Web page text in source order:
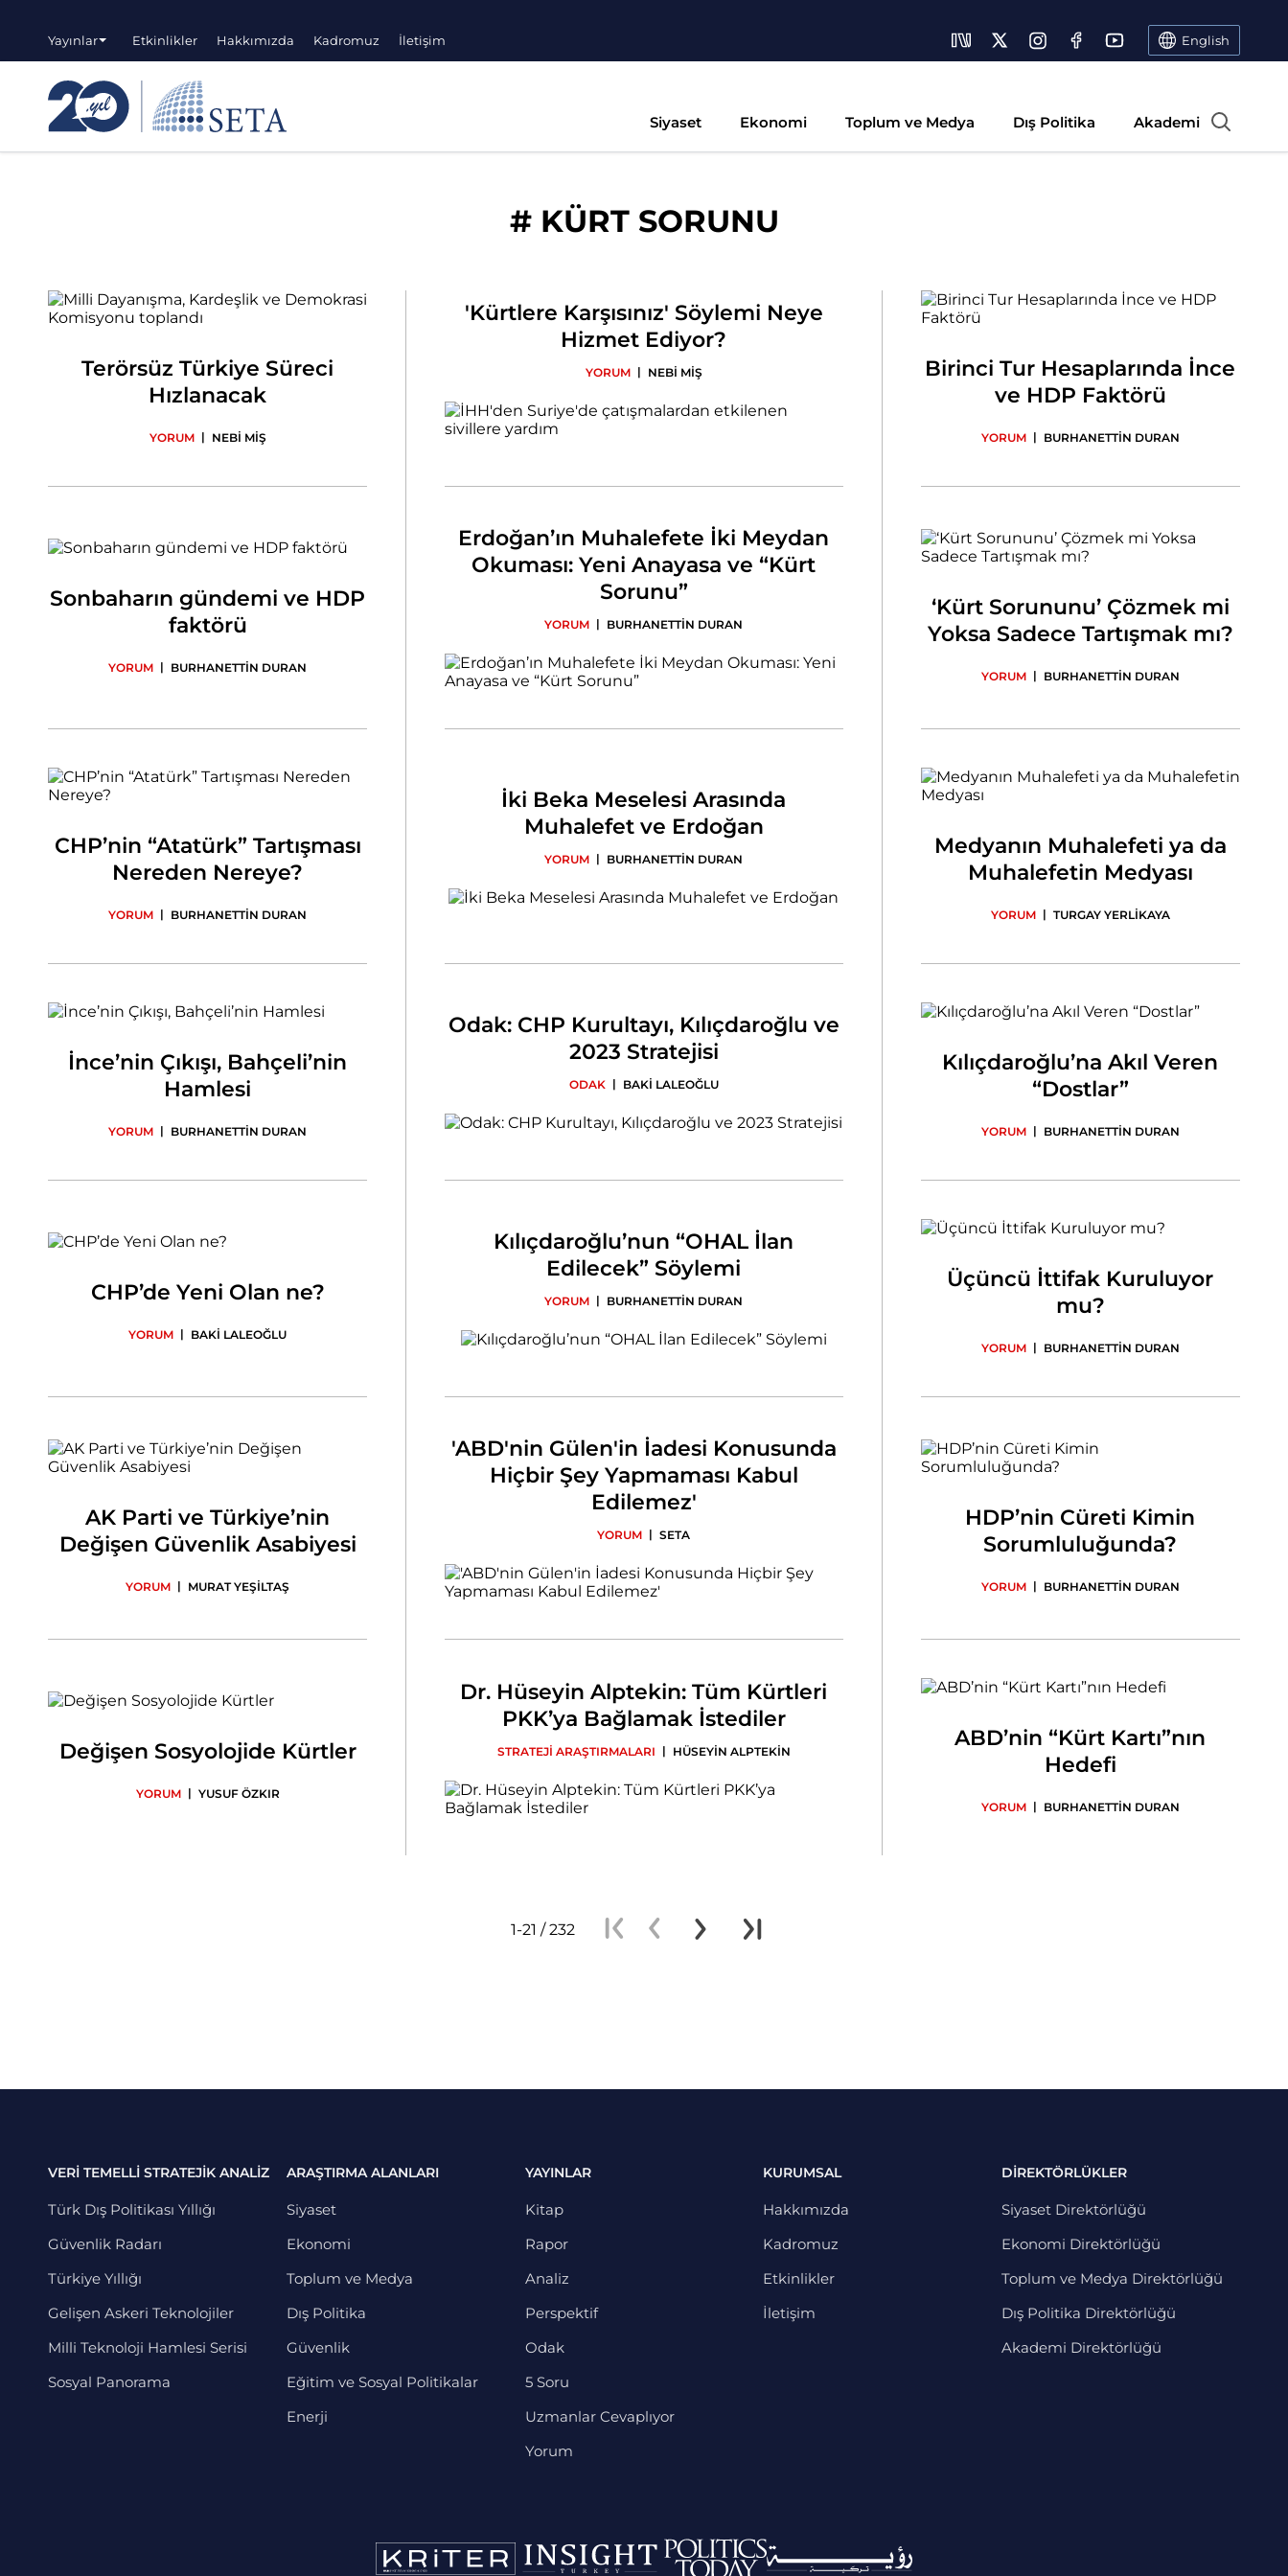
Yayınlar Etkinlikler Hakkımızda Kadromuz İletişim English
Siyaset Ekonomi Toplum ve Medya Dış Politika Akademi
# KÜRT SORUNU
Terörsüz Türkiye Süreci
Hızlanacak
YORUM | NEBİ MİŞ
'Kürtlere Karşısınız' Söylemi Neye
Hizmet Ediyor?
YORUM | NEBİ MİŞ
Birinci Tur Hesaplarında İnce
ve HDP Faktörü
YORUM | BURHANETTİN DURAN
Sonbaharın gündemi ve HDP
faktörü
YORUM | BURHANETTİN DURAN
Erdoğan’ın Muhalefete İki Meydan
Okuması: Yeni Anayasa ve “Kürt
Sorunu”
YORUM | BURHANETTİN DURAN
‘Kürt Sorununu’ Çözmek mi
Yoksa Sadece Tartışmak mı?
YORUM | BURHANETTİN DURAN
CHP’nin “Atatürk” Tartışması
Nereden Nereye?
YORUM | BURHANETTİN DURAN
İki Beka Meselesi Arasında
Muhalefet ve Erdoğan
YORUM | BURHANETTİN DURAN
Medyanın Muhalefeti ya da
Muhalefetin Medyası
YORUM | TURGAY YERLİKAYA
İnce’nin Çıkışı, Bahçeli’nin
Hamlesi
YORUM | BURHANETTİN DURAN
Odak: CHP Kurultayı, Kılıçdaroğlu ve
2023 Stratejisi
ODAK | BAKİ LALEOĞLU
Kılıçdaroğlu’na Akıl Veren
“Dostlar”
YORUM | BURHANETTİN DURAN
CHP’de Yeni Olan ne?
YORUM | BAKİ LALEOĞLU
Kılıçdaroğlu’nun “OHAL İlan
Edilecek” Söylemi
YORUM | BURHANETTİN DURAN
Üçüncü İttifak Kuruluyor
mu?
YORUM | BURHANETTİN DURAN
AK Parti ve Türkiye’nin
Değişen Güvenlik Asabiyesi
YORUM | MURAT YEŞİLTAŞ
'ABD'nin Gülen'in İadesi Konusunda
Hiçbir Şey Yapmaması Kabul
Edilemez'
YORUM | SETA
HDP’nin Cüreti Kimin
Sorumluluğunda?
YORUM | BURHANETTİN DURAN
Değişen Sosyolojide Kürtler
YORUM | YUSUF ÖZKIR
Dr. Hüseyin Alptekin: Tüm Kürtleri
PKK’ya Bağlamak İstediler
STRATEJİ ARAŞTIRMALARI | HÜSEYİN ALPTEKİN
ABD’nin “Kürt Kartı”nın
Hedefi
YORUM | BURHANETTİN DURAN
1-21 / 232
VERİ TEMELLİ STRATEJİK ANALİZ
Türk Dış Politikası Yıllığı
Güvenlik Radarı
Türkiye Yıllığı
Gelişen Askeri Teknolojiler
Milli Teknoloji Hamlesi Serisi
Sosyal Panorama
ARAŞTIRMA ALANLARI
Siyaset
Ekonomi
Toplum ve Medya
Dış Politika
Güvenlik
Eğitim ve Sosyal Politikalar
Enerji
YAYINLAR
Kitap
Rapor
Analiz
Perspektif
Odak
5 Soru
Uzmanlar Cevaplıyor
Yorum
KURUMSAL
Hakkımızda
Kadromuz
Etkinlikler
İletişim
DİREKTÖRLÜKLER
Siyaset Direktörlüğü
Ekonomi Direktörlüğü
Toplum ve Medya Direktörlüğü
Dış Politika Direktörlüğü
Akademi Direktörlüğü